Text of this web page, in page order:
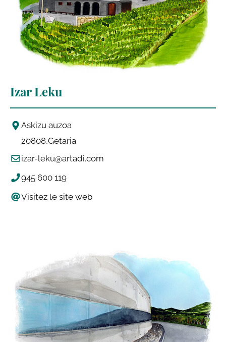
Izar Leku
Askizu auzoa
20808 Getaria
izar-leku@artadi.com
945 600 119
Visitez le site web